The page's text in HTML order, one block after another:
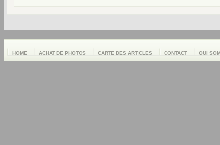
HOME ACHAT DE PHOTOS CARTE DES ARTICLES CONTACT QUI